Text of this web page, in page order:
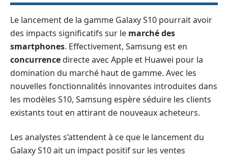
Le lancement de la gamme Galaxy S10 pourrait avoir
des impacts significatifs sur le marché des
smartphones. Effectivement, Samsung est en
concurrencedirecte avec Apple et Huawei pour la
domination du marché haut de gamme. Avec les
nouvelles fonctionnalités innovantes introduites dans
les modèles S10, Samsung espère séduire les clients
existants tout en attirant de nouveaux acheteurs.
Les analystes s’attendent à ce que le lancement du
Galaxy S10 ait un impact positif sur les ventes